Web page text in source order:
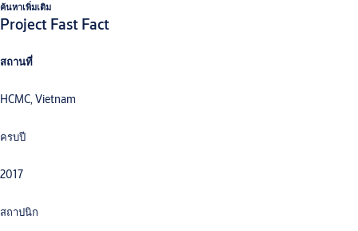
ค้นหาเพิ่มเติม
Project Fast Fact
สถานที่
HCMC, Vietnam
ครบปี
2017
สถาปนิก